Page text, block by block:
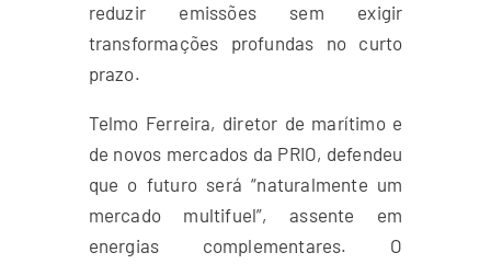
reduzir emissões sem exigir
transformações profundas no curto
prazo.
Telmo Ferreira, diretor de marítimo e
de novos mercados da PRIO, defendeu
que o futuro será “naturalmente um
mercado multifuel”, assente em
energias complementares. O